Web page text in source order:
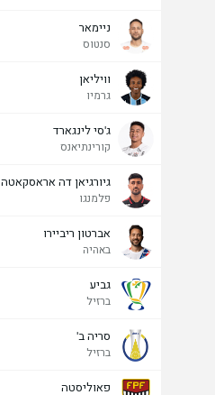
ניימאר
סנטוס
וויליאן
גרמיו
ג'סי לינגארד
קורינתיאנס
גיורגיאן דה אראסקאטה
פלמנגו
אברטון ריביירו
באהיה
גביע
ברזיל
סריה ב'
ברזיל
פאוליסטה